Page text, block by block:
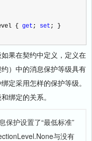
{ get ; set ; }
果在契约中定义，定义在
）中的消息保护等级具有
定采用怎样的保护等级。
绑定的关系。
保护设置了“最低标准”
与没有